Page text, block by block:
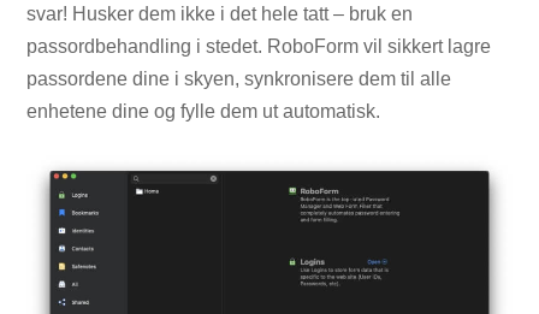
svar! Husker dem ikke i det hele tatt – bruk en
passordbehandling i stedet. RoboForm vil sikkert lagre
passordene dine i skyen, synkronisere dem til alle
enhetene dine og fylle dem ut automatisk.